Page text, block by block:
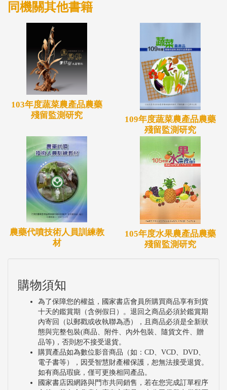
同機關其他書籍
103年度蔬菜農產品農藥
殘留監測研究
109年度蔬菜農產品農藥
殘留監測研究
農藥代噴技術人員訓練教
材
105年度水果農產品農藥
殘留監測研究
購物須知
為了保障您的權益，國家書店會員所購買商品享有到貨
十天的鑑賞期（含例假日）。退回之商品必須於鑑賞期
內寄回（以郵戳或收執聯為憑），且商品必須是全新狀
態與完整包裝(商品、附件、內外包裝、隨貨文件、贈
品等)，否則恕不接受退貨。
購買產品如為數位影音商品（如：CD、VCD、DVD、
電子書等），因受智慧財產權保護，恕無法接受退貨。
如有商品瑕疵，僅可更換相同產品。
國家書店因網路與門市共同銷售，若在您完成訂單程序